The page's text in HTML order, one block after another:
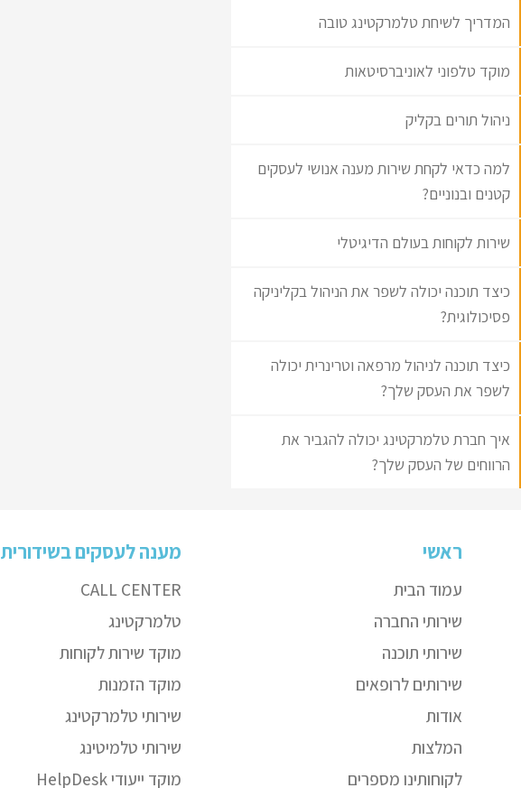
המדריך לשיחת טלמרקטינג טובה
מוקד טלפוני לאוניברסיטאות
ניהול תורים בקליק
למה כדאי לקחת שירות מענה אנושי לעסקים
קטנים ובנוניים?
שירות לקוחות בעולם הדיגיטלי
כיצד תוכנה יכולה לשפר את הניהול בקליניקה
פסיכולוגית?
כיצד תוכנה לניהול מרפאה וטרינרית יכולה
לשפר את העסק שלך?
איך חברת טלמרקטינג יכולה להגביר את
הרווחים של העסק שלך?
ראשי
עמוד הבית
שירותי החברה
שירותי תוכנה
שירותים לרופאים
אודות
המלצות
לקוחותינו מספרים
מענה לעסקים בשידורית
CALL CENTER
טלמרקטינג
מוקד שירות לקוחות
מוקד הזמנות
שירותי טלמרקטינג
שירותי טלמיטינג
מוקד ייעודי HelpDesk